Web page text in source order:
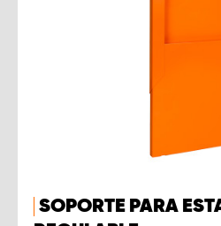
SOPORTE PARA